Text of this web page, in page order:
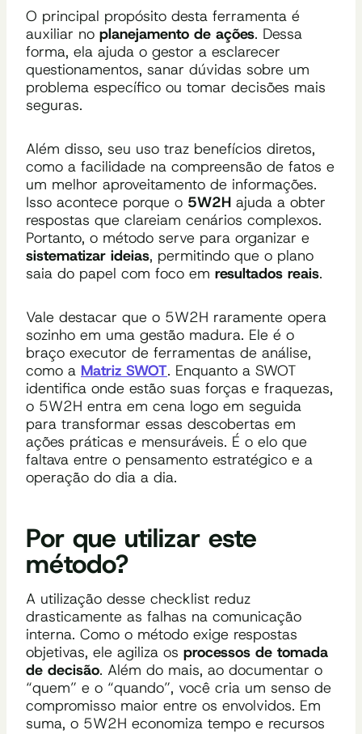
O principal propósito desta ferramenta é
auxiliar no planejamento de ações. Dessa
forma, ela ajuda o gestor a esclarecer
questionamentos, sanar dúvidas sobre um
problema específico ou tomar decisões mais
seguras.
Além disso, seu uso traz benefícios diretos,
como a facilidade na compreensão de fatos e
um melhor aproveitamento de informações.
Isso acontece porque o 5W2H ajuda a obter
respostas que clareiam cenários complexos.
Portanto, o método serve para organizar e
sistematizar ideias, permitindo que o plano
saia do papel com foco em resultados reais.
Vale destacar que o 5W2H raramente opera
sozinho em uma gestão madura. Ele é o
braço executor de ferramentas de análise,
como a Matriz SWOT. Enquanto a SWOT
identifica onde estão suas forças e fraquezas,
o 5W2H entra em cena logo em seguida
para transformar essas descobertas em
ações práticas e mensuráveis. É o elo que
faltava entre o pensamento estratégico e a
operação do dia a dia.
Por que utilizar este
método?
A utilização desse checklist reduz
drasticamente as falhas na comunicação
interna. Como o método exige respostas
objetivas, ele agiliza os processos de tomada
de decisão. Além do mais, ao documentar o
“quem” e o “quando”, você cria um senso de
compromisso maior entre os envolvidos. Em
suma, o 5W2H economiza tempo e recursos